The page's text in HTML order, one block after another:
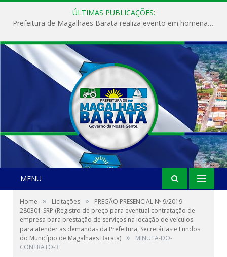
ÚLTIMAS PUBLICAÇÕES:
Prefeitura de Magalhães Barata realiza evento em homenagem ao Dia Internacional da Mulher
MENU
Home » Licitações »
PREGÃO PRESENCIAL Nº 9/2019-
280301-SRP (Registro de preço para eventual contratação de
empresa para prestação de serviços na locação de veículos
para atender as demandas da Prefeitura, Secretárias e Fundos
do Município de Magalhães Barata) »
MINUTA-DO-
CONTRATO-3